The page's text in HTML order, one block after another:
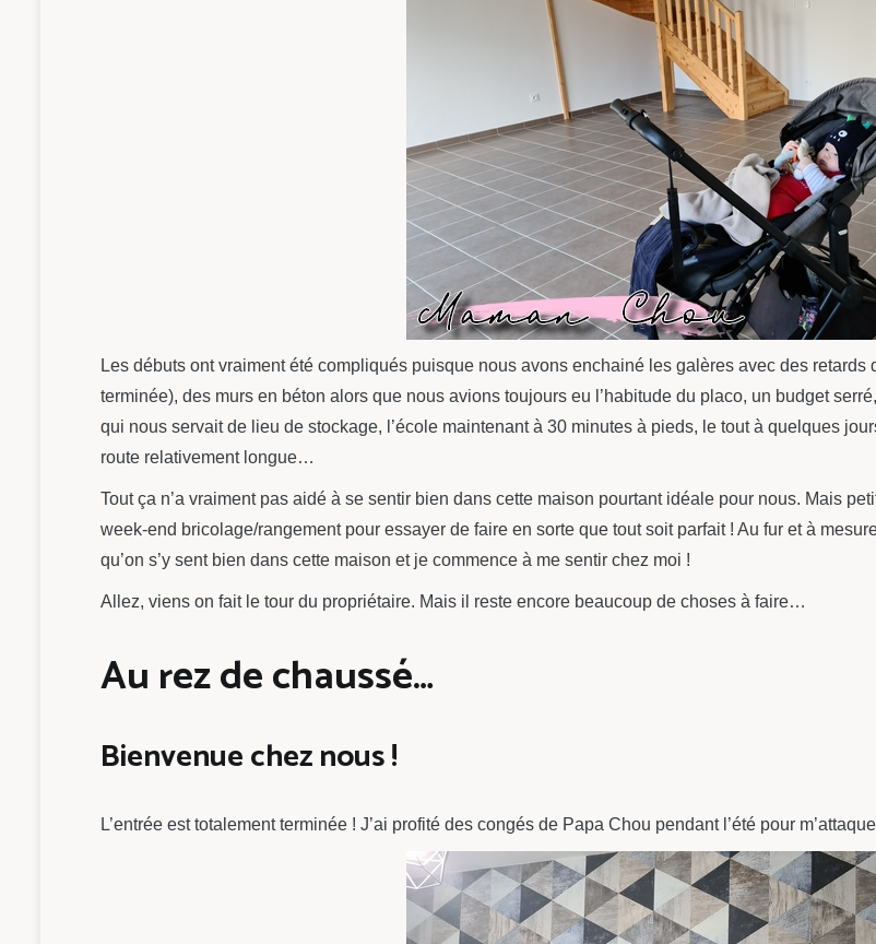
Les débuts ont vraiment été compliqués puisque nous avons enchainé les galères avec des
terminée), des murs en béton alors que nous avions toujours eu l’habitude du placo, un budget
qui nous servait de lieu de stockage, l’école maintenant à 30 minutes à pieds, le tout à quelques
route relativement longue…
Tout ça n’a vraiment pas aidé à se sentir bien dans cette maison pourtant idéale pour nous. Mais
week-end bricolage/rangement pour essayer de faire en sorte que tout soit parfait ! Au fur et à
qu’on s’y sent bien dans cette maison et je commence à me sentir chez moi !
Allez, viens on fait le tour du propriétaire. Mais il reste encore beaucoup de choses à faire…
Au rez de chaussé…
Bienvenue chez nous !
L’entrée est totalement terminée ! J’ai profité des congés de Papa Chou pendant l’été pour